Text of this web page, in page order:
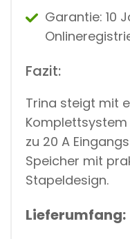
Garantie: 10
Fazit:
Trina steigt mit
Komplettsystem
zu 20 A
Speicher mit
Stapeldesign.
Lieferumfang: